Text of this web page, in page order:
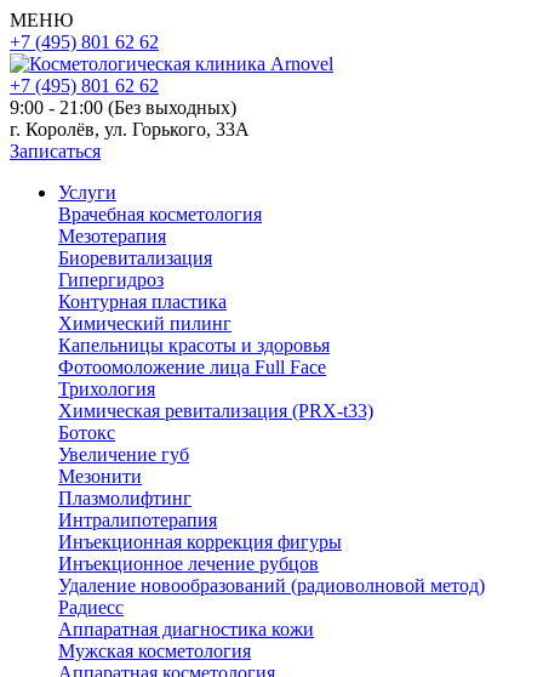
МЕНЮ
+7 (495) 801 62 62
+7 (495) 801 62 62
9:00 - 21:00 (Без выходных)
г. Королёв, ул. Горького, 33А
Записаться
Услуги
Врачебная косметология
Мезотерапия
Биоревитализация
Гипергидроз
Контурная пластика
Химический пилинг
Капельницы красоты и здоровья
Фотоомоложение лица Full Face
Трихология
Химическая ревитализация (PRX-t33)
Ботокс
Увеличение губ
Мезонити
Плазмолифтинг
Интралипотерапия
Инъекционная коррекция фигуры
Инъекционное лечение рубцов
Удаление новообразований (радиоволновой метод)
Радиесс
Аппаратная диагностика кожи
Мужская косметология
Аппаратная косметология